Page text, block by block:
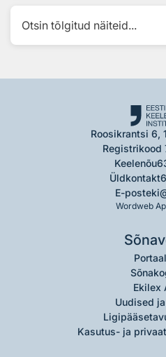
Otsin tõlgitud näiteid...
Roosikrantsi 6,
Registrikood
Keelenõu
Üldkontakt
E-post
Wordweb
Ekilex
Uudised
Kasutus- ja